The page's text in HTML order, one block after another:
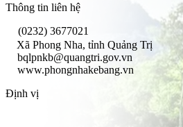
Thông tin liên hệ
(0232) 3677021
Xã Phong Nha, tỉnh Quảng Trị
bqlpnkb@quangtri.gov.vn
www.phongnhakebang.vn
Định vị